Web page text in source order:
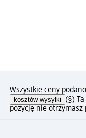
Wszystkie ceny
kosztów wysyłki (§)
pozycję nie otrzymasz